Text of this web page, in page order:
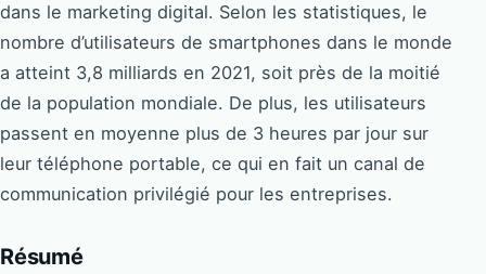
dans le marketing digital. Selon les statistiques, le
nombre d’utilisateurs de smartphones dans le monde
a atteint 3,8 milliards en 2021, soit près de la moitié
de la population mondiale. De plus, les utilisateurs
passent en moyenne plus de 3 heures par jour sur
leur téléphone portable, ce qui en fait un canal de
communication privilégié pour les entreprises.
Résumé